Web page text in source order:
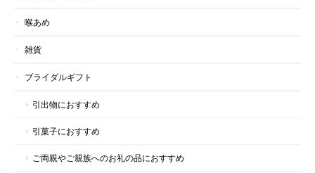
喉あめ
雑貨
ブライダルギフト
引出物におすすめ
引菓子におすすめ
ご両親やご親族へのお礼の品におすすめ